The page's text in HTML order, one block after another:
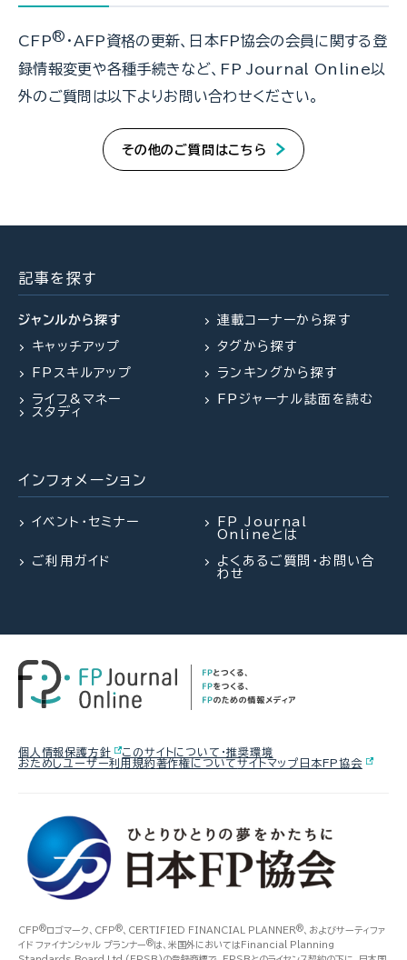
CFP® ・AFP資格の更新、日本FP協会の会員に関する登
録情報変更や各種手続きなど、FP Journal Online以
外のご質問は以下よりお問い合わせください。
その他のご質問はこちら
記事を探す
ジャンルから探す
キャッチアップ
FPスキルアップ
ライフ&マネー
スタディ
連載コーナーから探す
タグから探す
ランキングから探す
FPジャーナル誌面を読む
インフォメーション
イベント・セミナー
FP Journal
Onlineとは
ご利用ガイド
よくあるご質問・お問い合
わせ
個人情報保護方針
このサイトについて・推奨環境
おためしユーザー利用規約著作権についてサイトマップ 日本FP協会
CFP®ロゴマーク、CFP®、CERTIFIED FINANCIAL PLANNER®、およびサーティファ
イド ファイナンシャル プランナー®は、米国外においてはFinancial Planning